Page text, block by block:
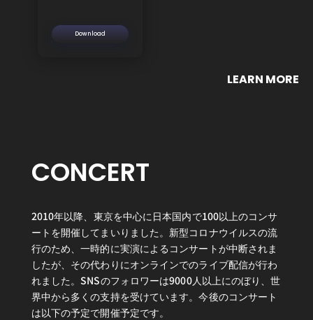
Download
LEARN MORE
CONCERT
2010年以降、東京を中心に日本国内で100以上のコンサ
ートを開催してまいりました。新型コロナウイルスの流
行のため、一時的に実演によるコンサートが中断されま
したが、その代わりにオンラインでのライブ配信が行わ
れました。SNSのフォロワーは9000人以上にのぼり、世
界中から多くの支持を受けています。今後のコンサート
は以下の予定で開催予定です。